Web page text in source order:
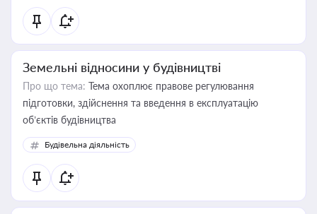
Земельні відносини у будівництві
Про що тема: Тема охоплює правове регулювання
підготовки, здійснення та введення в експлуатацію
об’єктів будівництва
Будівельна діяльність